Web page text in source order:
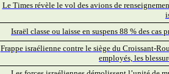
Le Times révèle le vol des avions de
Israël classe ou laisse en suspens 88 % des cas
Frappe israélienne contre le siège du Croissant-
employés, les